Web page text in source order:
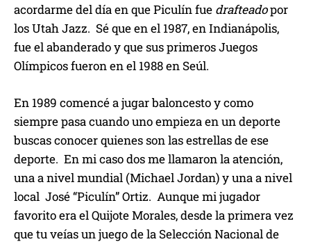
acordarme del día en que Piculín fue drafteadopor
los Utah Jazz. Sé que en el 1987, en Indianápolis,
fue el abanderado y que sus primeros Juegos
Olímpicos fueron en el 1988 en Seúl.
En 1989 comencé a jugar baloncesto y como
siempre pasa cuando uno empieza en un deporte
buscas conocer quienes son las estrellas de ese
deporte. En mi caso dos me llamaron la atención,
una a nivel mundial (Michael Jordan) y una a nivel
local José “Piculín” Ortiz. Aunque mi jugador
favorito era el Quijote Morales, desde la primera vez
que tu veías un juego de la Selección Nacional de